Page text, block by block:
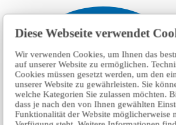
Diese Webseite verwendet
Wir verwenden Cookies, um Ihnen das
auf unserer Website zu ermöglichen.
Cookies müssen gesetzt werden, um den
unserer Website zu gewährleisten. Sie
welche Kategorien Sie zulassen möchten.
dass je nach den von Ihnen gewählten
Funktionalität der Website möglicherweise